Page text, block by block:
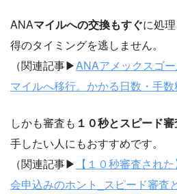
ANAマイルへの交換もすぐに処
得のタイミングを逃しません。
（関連記事▶︎ANAアメックスゴ
マイルへ移行。かかる日数・手数
しかも審査も １０秒とスピード審
手したい人にもおすすめです。
（関連記事▶︎ 【１０秒審査され
会申込みのホント_スピード審査